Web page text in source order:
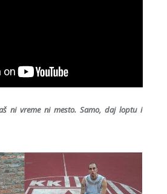
ni vreme ni mesto. Samo, daj loptu i